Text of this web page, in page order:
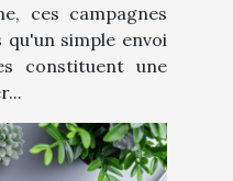
ces campagnes
simple envoi
constituent une